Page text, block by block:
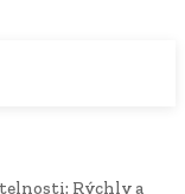
Rýchly a